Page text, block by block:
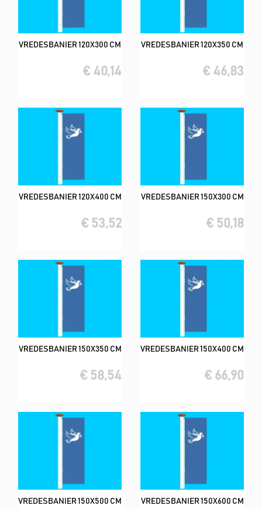
VREDESBANIER 120X300 CM
€ 40,14
VREDESBANIER 120X350 CM
€ 46,83
VREDESBANIER 120X400 CM
€ 53,52
VREDESBANIER 150X300 CM
€ 50,18
VREDESBANIER 150X350 CM
€ 58,54
VREDESBANIER 150X400 CM
€ 66,90
VREDESBANIER 150X500 CM VREDESBANIER 150X600 CM